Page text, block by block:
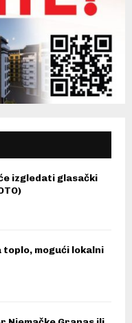
izgledati glasački
toplo, mogući lokalni